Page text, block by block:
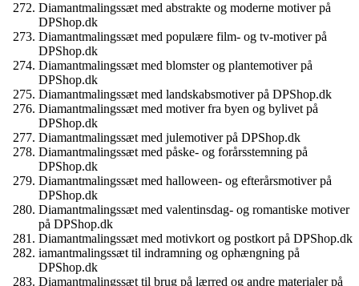
Diamantmalingssæt med abstrakte og moderne motiver på
DPShop.dk
Diamantmalingssæt med populære film- og tv-motiver på
DPShop.dk
Diamantmalingssæt med blomster og plantemotiver på
DPShop.dk
Diamantmalingssæt med landskabsmotiver på DPShop.dk
Diamantmalingssæt med motiver fra byen og bylivet på
DPShop.dk
Diamantmalingssæt med julemotiver på DPShop.dk
Diamantmalingssæt med påske- og forårsstemning på
DPShop.dk
Diamantmalingssæt med halloween- og efterårsmotiver på
DPShop.dk
Diamantmalingssæt med valentinsdag- og romantiske motiver
på DPShop.dk
Diamantmalingssæt med motivkort og postkort på DPShop.dk
iamantmalingssæt til indramning og ophængning på
DPShop.dk
Diamantmalingssæt til brug på lærred og andre materialer på